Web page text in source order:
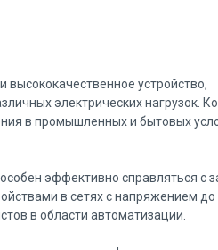
устройство,
электрических нагрузок.
в промышленных и бытовых
эффективно справляться с
в сетях с напряжением
в области автоматизации.